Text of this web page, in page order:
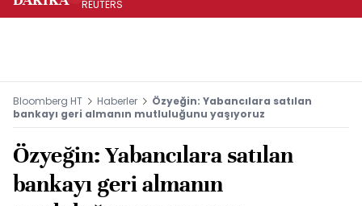
REUTERS
Bloomberg HT Haberler
Özyeğin: Yabancılara satılan
bankayı geri almanın mutluluğunu yaşıyoruz
Özyeğin: Yabancılara satılan
bankayı geri almanın